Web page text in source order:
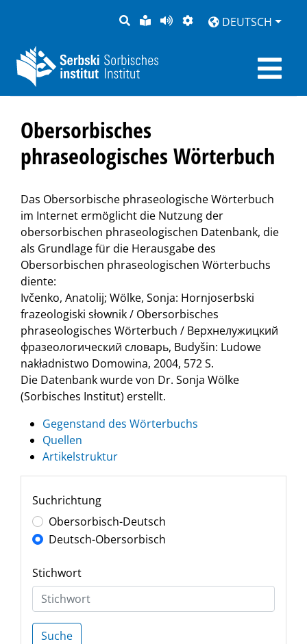
SUCHELEICHTE
SPRACHE
SEITEDARSTELLUNG
DEUTSCH
Obersorbisches
phraseologisches Wörterbuch
Das Obersorbische phraseologische Wörterbuch
im Internet ermöglicht die Nutzung der
obersorbischen phraseologischen Datenbank, die
als Grundlage für die Herausgabe des
Obersorbischen phraseologischen Wörterbuchs
diente:
Ivčenko, Anatolij; Wölke, Sonja: Hornjoserbski
frazeologiski słownik / Obersorbisches
phraseologisches Wörterbuch / Верхнелужицкий
фразеологический словарь, Budyšin: Ludowe
nakładnistwo Domowina, 2004, 572 S.
Die Datenbank wurde von Dr. Sonja Wölke
(Sorbisches Institut) erstellt.
Gegenstand des Wörterbuchs
Quellen
Artikelstruktur
Suchrichtung
Obersorbisch-Deutsch
Deutsch-Obersorbisch
Stichwort
Suche